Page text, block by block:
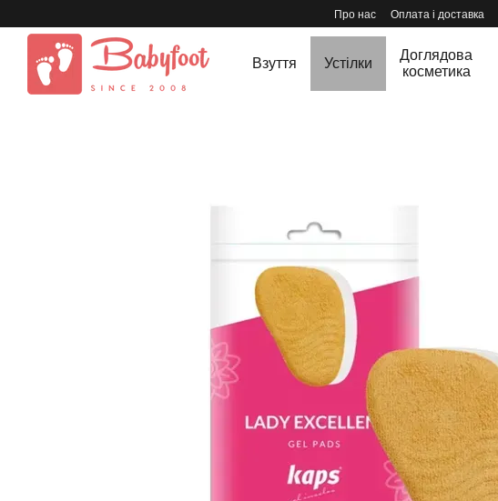
Про нас Оплата і доставка
Взуття Устілки
Доглядова
косметика